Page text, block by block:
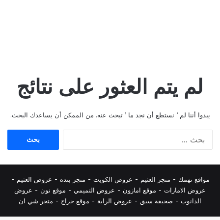
لم يتم العثور على نتائج
يبدوا أننا لم ’ نستطع أن نجد ما ’ تبحث عنه. من الممكن أن يساعدك البحث.
مواقع تهمك - متجر العثيم - عروض الكويت - متجر بنده - عروض العثيم -
عروض الامارات - موقع امازون - عروض التميمي - موقع نون - عروض
الدانوب - صحيفة سبق - عروض الراية - موقع حراج - متجر شي ان